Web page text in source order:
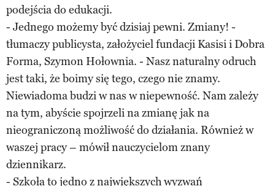
podejścia do edukacji.
- Jednego możemy być dzisiaj pewni. Zmiany! -
tłumaczy publicysta, założyciel fundacji Kasisi i Dobra
Forma, Szymon Hołownia. - Nasz naturalny odruch
jest taki, że boimy się tego, czego nie znamy.
Niewiadoma budzi w nas w niepewność. Nam zależy
na tym, abyście spojrzeli na zmianę jak na
nieograniczoną możliwość do działania. Również w
waszej pracy – mówił nauczycielom znany
dziennikarz.
- Szkoła to jedno z największych wyzwań